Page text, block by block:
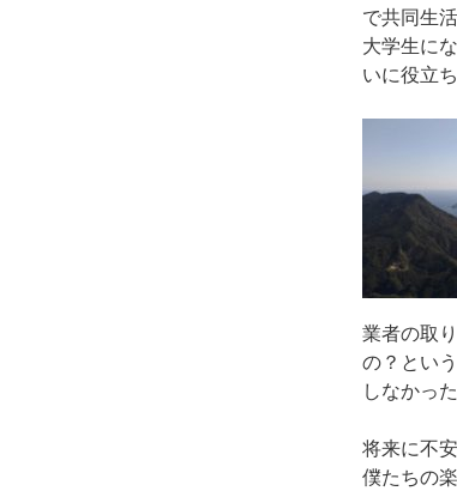
で共同生
大学生に
いに役立
業者の取
の？とい
しなかっ
将来に不
僕たちの